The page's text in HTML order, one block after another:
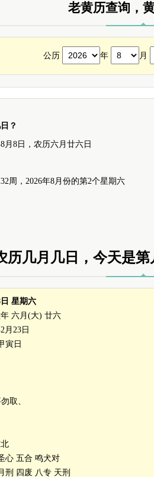
老黄历查询，
公历 年 月
？
月8日，农历六月廿六日
周，2026年8月份的第2个星期六
历几月几日，今天是
星期六
六月(大) 廿六
月23日
寅日
取、
心 五合 鸣犬对
刑 四废 八专 天刑